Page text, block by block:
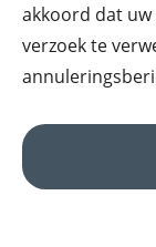
akkoord dat
verzoek te